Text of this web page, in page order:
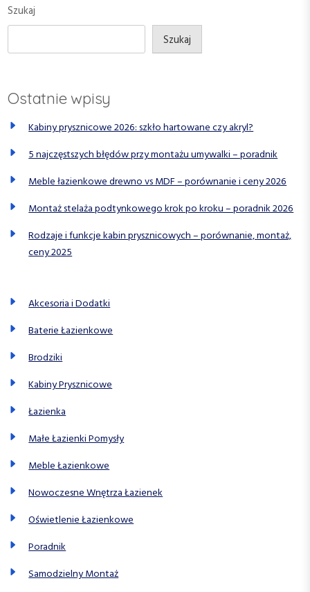
w
i
u
t
s
t
Szukaj
Szukaj
Ostatnie wpisy
Kabiny prysznicowe 2026: szkło hartowane czy akryl?
5 najczęstszych błędów przy montażu umywalki – poradnik
Meble łazienkowe drewno vs MDF – porównanie i ceny 2026
Montaż stelaża podtynkowego krok po kroku – poradnik 2026
Rodzaje i funkcje kabin prysznicowych – porównanie, montaż,
ceny 2025
Akcesoria i Dodatki
Baterie Łazienkowe
Brodziki
Kabiny Prysznicowe
Łazienka
Małe Łazienki Pomysły
Meble Łazienkowe
Nowoczesne Wnętrza Łazienek
Oświetlenie Łazienkowe
Poradnik
Samodzielny Montaż